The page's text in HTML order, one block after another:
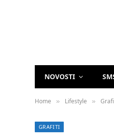
NOVOSTI
Home » Lifestyle »
GRAFITI